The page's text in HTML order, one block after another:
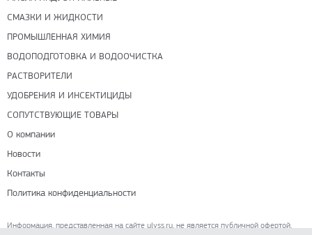
СМАЗКИ И ЖИДКОСТИ
ПРОМЫШЛЕННАЯ ХИМИЯ
ВОДОПОДГОТОВКА И ВОДООЧИСТКА
РАСТВОРИТЕЛИ
УДОБРЕНИЯ И ИНСЕКТИЦИДЫ
СОПУТСТВУЮЩИЕ ТОВАРЫ
О компании
Новости
Контакты
Политика конфиденциальности
Информация, представленная на сайте ulyss.ru, не является публичной офертой,